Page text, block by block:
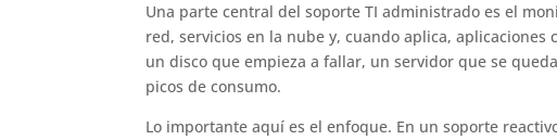
Una parte central del soporte TI administrado es el
red, servicios en la nube y, cuando aplica,
un disco que empieza a fallar, un servidor que se
picos de consumo.
Lo importante aquí es el enfoque. En un soporte